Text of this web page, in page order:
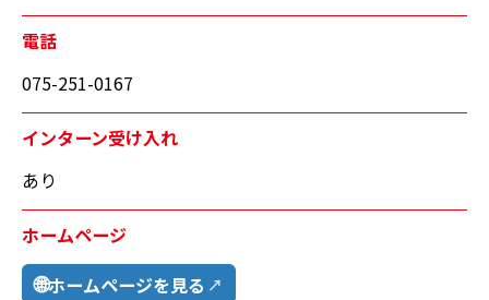
電話
075-251-0167
インターン受け入れ
あり
ホームページ
🌐ホームページを見る ↗